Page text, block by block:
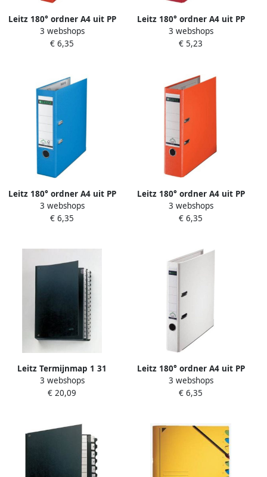
Leitz 180° ordner A4 uit PP
rug van 5 cm lichtrood
3 webshops
€ 6,35
Leitz 180° ordner A4 uit PP
rug van 8 cm rood
3 webshops
€ 5,23
Leitz 180° ordner A4 uit PP
rug van 8 cm lichtblauw
3 webshops
€ 6,35
Leitz 180° ordner A4 uit PP
rug van 8 cm oranje
3 webshops
€ 6,35
Leitz Termijnmap 1 31
270x354x345mm hardboard
zwart
3 webshops
€ 20,09
Leitz 180° ordner A4 uit PP
rug van 5 cm wit
3 webshops
€ 6,35